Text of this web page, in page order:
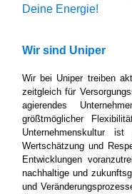
Deine Energie!
Wir sind Uniper
Wir bei Uniper treiben
zeitgleich für
agierendes
größtmöglicher
Unternehmenskultur ist
Wertschätzung und
Entwicklungen
nachhaltige und
und